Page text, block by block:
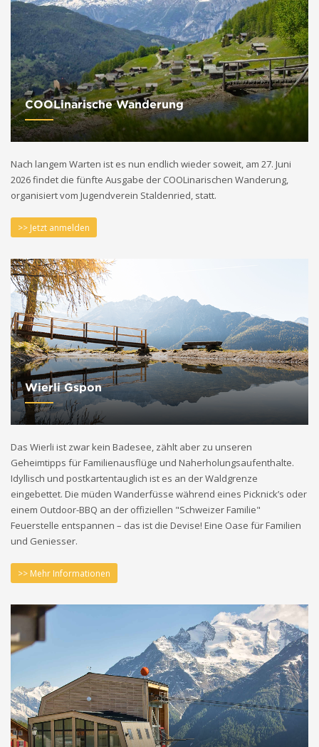
COOLinarische Wanderung
Nach langem Warten ist es nun endlich wieder soweit, am 27. Juni
2026 findet die fünfte Ausgabe der COOLinarischen Wanderung,
organisiert vom Jugendverein Staldenried, statt.
>> Jetzt anmelden
Wierli Gspon
Das Wierli ist zwar kein Badesee, zählt aber zu unseren
Geheimtipps für Familienausflüge und Naherholungsaufenthalte.
Idyllisch und postkartentauglich ist es an der Waldgrenze
eingebettet. Die müden Wanderfüsse während eines Picknick’s oder
einem Outdoor-BBQ an der offiziellen "Schweizer Familie"
Feuerstelle entspannen – das ist die Devise! Eine Oase für Familien
und Geniesser.
>> Mehr Informationen